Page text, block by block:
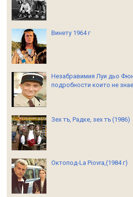
Винету 1964 г
Незабравимия Луи дьо
подробности които не
Зех тъ, Радке, зех тъ (1986)
Октопод-La Piovra,(1984 г)